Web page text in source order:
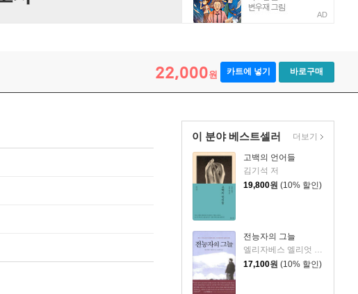
AD
22,000원 카트에 넣기 바로구매
이 분야 베스트셀러
고백의 언어들
김기석 저
19,800원 (10% 할인)
전능자의 그늘
엘리자베스 엘리엇 저/윤종석 역
17,100원 (10% 할인)
더보기